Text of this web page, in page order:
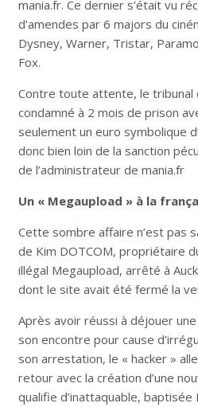
mania.fr. Ce dernier s’était vu
d’amendes par 6 majors du
Dysney, Warner, Tristar,
Fox.
Contre toute attente, le tribunal
condamné à 2 mois de prison
seulement un euro symbolique
donc bien loin de la sanction
de l’administrateur de mania.fr
Un « Megaupload » à la
Cette sombre affaire n’est pas
de Kim DOTCOM, propriétaire
illégal Megaupload, arrêté à
dont le site avait été fermé la
Après avoir réussi à déjouer
son encontre pour cause
son arrestation, le « hacker »
retour avec la création d’une
qualifie d’inattaquable, baptisée